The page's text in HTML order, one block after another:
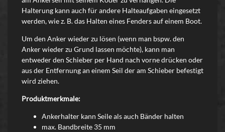
Halterung kann auch für andere Halteaufgaben eingesetzt
werden, wie z. B. das Halten eines Fenders auf einem Boot.
Um den Anker wieder zu lösen (wenn man bspw. den
Anker wieder zu Grund lassen möchte), kann man
entweder den Schieber per Hand nach vorne drücken oder
aus der Entfernung an einem Seil der am Schieber befestigt
wird ziehen.
Produktmerkmale:
Ankerhalter kann Seile als auch Bänder halten
max. Bandbreite 35 mm